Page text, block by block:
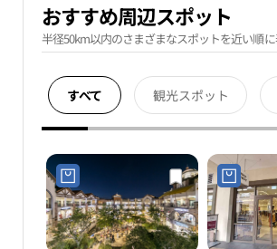
おすすめ周辺スポット
半径50km以内のさまざまなスポットを近い順に
すべて 観光スポット